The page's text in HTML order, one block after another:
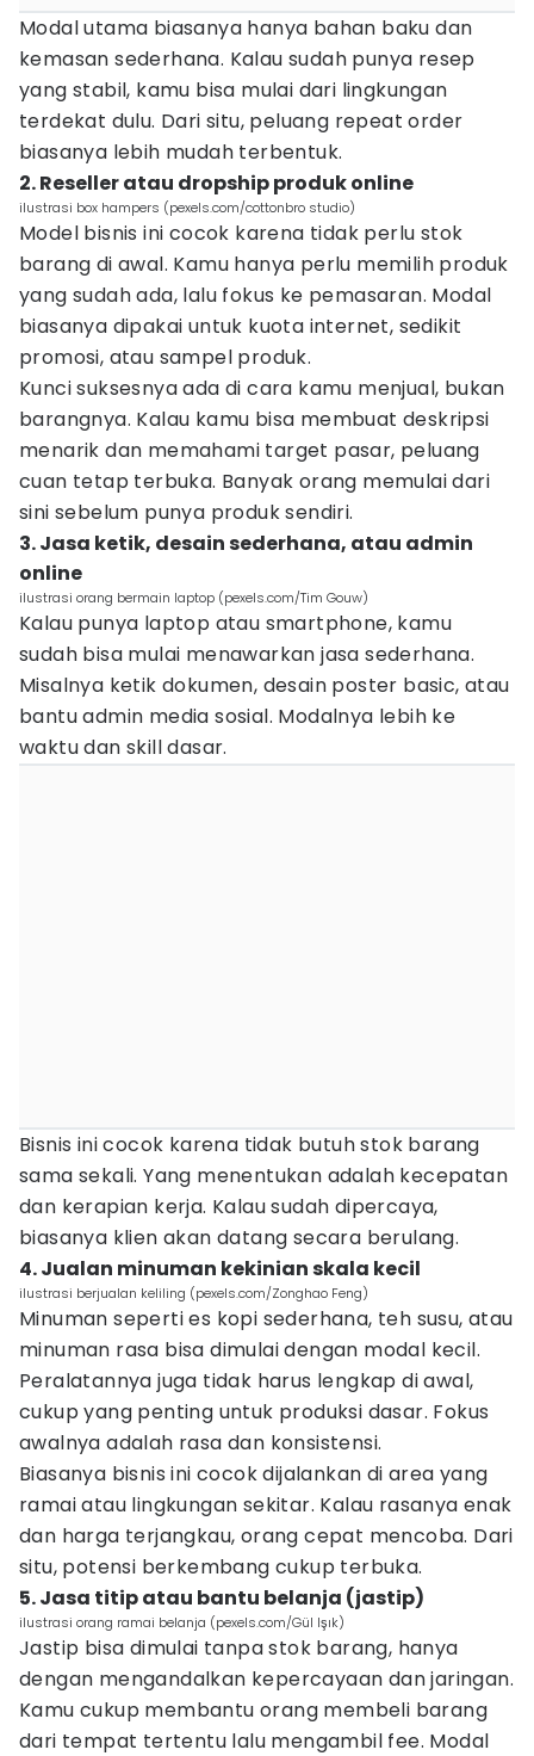
Modal utama biasanya hanya bahan baku dan
kemasan sederhana. Kalau sudah punya resep
yang stabil, kamu bisa mulai dari lingkungan
terdekat dulu. Dari situ, peluang repeat order
biasanya lebih mudah terbentuk.
2. Reseller atau dropship produk online
ilustrasi box hampers (pexels.com/cottonbro studio)
Model bisnis ini cocok karena tidak perlu stok
barang di awal. Kamu hanya perlu memilih produk
yang sudah ada, lalu fokus ke pemasaran. Modal
biasanya dipakai untuk kuota internet, sedikit
promosi, atau sampel produk.
Kunci suksesnya ada di cara kamu menjual, bukan
barangnya. Kalau kamu bisa membuat deskripsi
menarik dan memahami target pasar, peluang
cuan tetap terbuka. Banyak orang memulai dari
sini sebelum punya produk sendiri.
3. Jasa ketik, desain sederhana, atau admin
online
ilustrasi orang bermain laptop (pexels.com/Tim Gouw)
Kalau punya laptop atau smartphone, kamu
sudah bisa mulai menawarkan jasa sederhana.
Misalnya ketik dokumen, desain poster basic, atau
bantu admin media sosial. Modalnya lebih ke
waktu dan skill dasar.
Bisnis ini cocok karena tidak butuh stok barang
sama sekali. Yang menentukan adalah kecepatan
dan kerapian kerja. Kalau sudah dipercaya,
biasanya klien akan datang secara berulang.
4. Jualan minuman kekinian skala kecil
ilustrasi berjualan keliling (pexels.com/Zonghao Feng)
Minuman seperti es kopi sederhana, teh susu, atau
minuman rasa bisa dimulai dengan modal kecil.
Peralatannya juga tidak harus lengkap di awal,
cukup yang penting untuk produksi dasar. Fokus
awalnya adalah rasa dan konsistensi.
Biasanya bisnis ini cocok dijalankan di area yang
ramai atau lingkungan sekitar. Kalau rasanya enak
dan harga terjangkau, orang cepat mencoba. Dari
situ, potensi berkembang cukup terbuka.
5. Jasa titip atau bantu belanja (jastip)
ilustrasi orang ramai belanja (pexels.com/Gül Işık)
Jastip bisa dimulai tanpa stok barang, hanya
dengan mengandalkan kepercayaan dan jaringan.
Kamu cukup membantu orang membeli barang
dari tempat tertentu lalu mengambil fee. Modal